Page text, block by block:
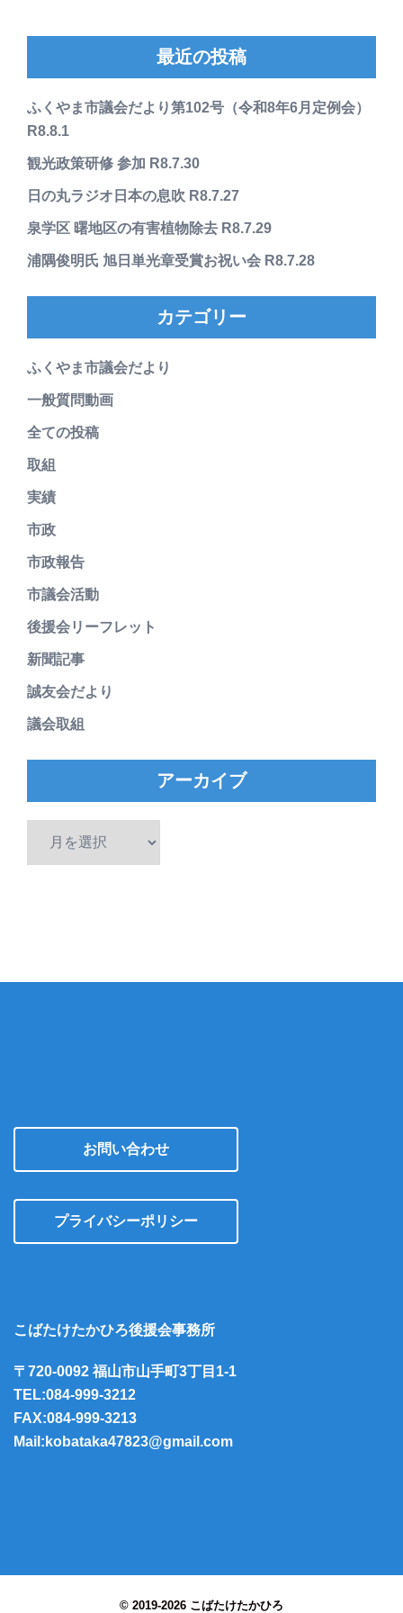
最近の投稿
ふくやま市議会だより第102号（令和8年6月定例会）
R8.8.1
観光政策研修 参加 R8.7.30
日の丸ラジオ日本の息吹 R8.7.27
泉学区 曙地区の有害植物除去 R8.7.29
浦隅俊明氏 旭日単光章受賞お祝い会 R8.7.28
カテゴリー
ふくやま市議会だより
一般質問動画
全ての投稿
取組
実績
市政
市政報告
市議会活動
後援会リーフレット
新聞記事
誠友会だより
議会取組
アーカイブ
お問い合わせ
プライバシーポリシー
こばたけたかひろ後援会事務所
〒720-0092 福山市山手町3丁目1-1
TEL:084-999-3212
FAX:084-999-3213
Mail:kobataka47823@gmail.com
© 2019-2026 こばたけたかひろ